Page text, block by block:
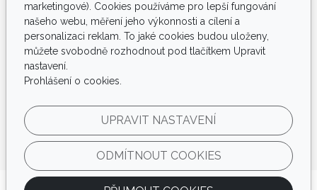
marketingové). Cookies používáme pro lepší fungování
našeho webu, měření jeho výkonnosti a cílení a
personalizaci reklam. To jaké cookies budou uloženy,
můžete svobodně rozhodnout pod tlačítkem Upravit
nastavení.
Prohlášení o cookies.
UPRAVIT NASTAVENÍ
ODMÍTNOUT COOKIES